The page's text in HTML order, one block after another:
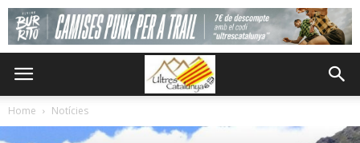
Home Notícies